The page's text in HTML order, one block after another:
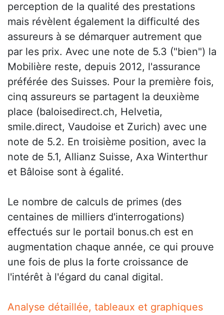
perception de la qualité des prestations
mais révèlent également la difficulté des
assureurs à se démarquer autrement que
par les prix. Avec une note de 5.3 ("bien") la
Mobilière reste, depuis 2012, l'assurance
préférée des Suisses. Pour la première fois,
cinq assureurs se partagent la deuxième
place (baloisedirect.ch, Helvetia,
smile.direct, Vaudoise et Zurich) avec une
note de 5.2. En troisième position, avec la
note de 5.1, Allianz Suisse, Axa Winterthur
et Bâloise sont à égalité.
Le nombre de calculs de primes (des
centaines de milliers d'interrogations)
effectués sur le portail bonus.ch est en
augmentation chaque année, ce qui prouve
une fois de plus la forte croissance de
l'intérêt à l'égard du canal digital.
Analyse détaillée, tableaux et graphiques